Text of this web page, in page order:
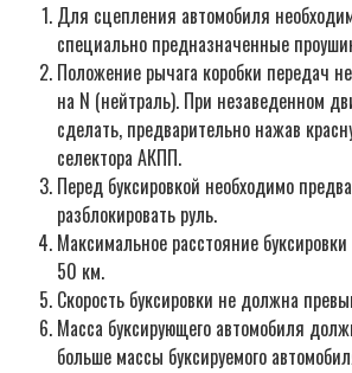
Для сцепления автомобиля
специально предназначенные
Положение рычага коробки передач
на N (нейтраль). При незаведенном
сделать, предварительно нажав
селектора АКПП.
Перед буксировкой необходимо
разблокировать руль.
Максимальное расстояние
50 км.
Скорость буксировки не должна
Масса буксирующего автомобиля
больше массы буксируемого